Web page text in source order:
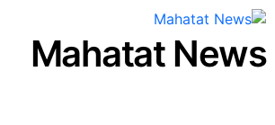
التجاوز
إلى
المحتوى
Mahatat News